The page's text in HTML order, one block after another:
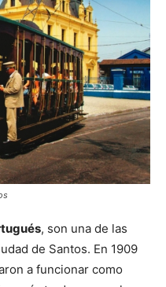
, son una de las
de Santos. En 1909
a funcionar como